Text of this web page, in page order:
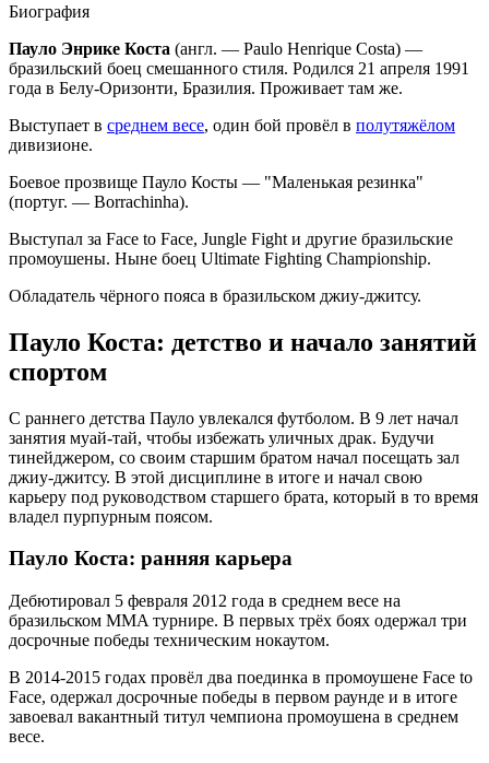
Биография
Пауло Энрике Коста (англ. — Paulo Henrique Costa) —
бразильский боец смешанного стиля. Родился 21 апреля 1991
года в Белу-Оризонти, Бразилия. Проживает там же.
Выступает в среднем весе, один бой провёл в полутяжёлом
дивизионе.
Боевое прозвище Пауло Косты — "Маленькая резинка"
(португ. — Borrachinha).
Выступал за Face to Face, Jungle Fight и другие бразильские
промоушены. Ныне боец Ultimate Fighting Championship.
Обладатель чёрного пояса в бразильском джиу-джитсу.
Пауло Коста: детство и начало занятий
спортом
С раннего детства Пауло увлекался футболом. В 9 лет начал
занятия муай-тай, чтобы избежать уличных драк. Будучи
тинейджером, со своим старшим братом начал посещать зал
джиу-джитсу. В этой дисциплине в итоге и начал свою
карьеру под руководством старшего брата, который в то время
владел пурпурным поясом.
Пауло Коста: ранняя карьера
Дебютировал 5 февраля 2012 года в среднем весе на
бразильском MMA турнире. В первых трёх боях одержал три
досрочные победы техническим нокаутом.
В 2014-2015 годах провёл два поединка в промоушене Face to
Face, одержал досрочные победы в первом раунде и в итоге
завоевал вакантный титул чемпиона промоушена в среднем
весе.